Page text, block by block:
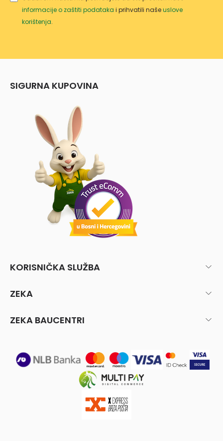
informacije o zaštiti podataka i prihvatili našeuslove
korištenja.
SIGURNA KUPOVINA
KORISNIČKA SLUŽBA
ZEKA
ZEKA BAUCENTRI